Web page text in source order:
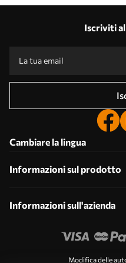
Iscriviti
Cambiare la lingua
Informazioni sul prodotto
Informazioni sull'azienda
Modifica delle